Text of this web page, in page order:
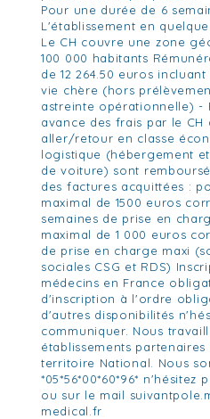
Pour une durée de 6
L'établissement en
Le CH couvre une zone
100 000 habitants
de 12 264.50 euros
vie chère (hors
astreinte opérationnelle) -
avance des frais par le
aller/retour en classe
logistique (hébergement
de voiture) sont
des factures acquittées :
maximal de 1500 euros
semaines de prise en
maximal de 1 000 euros
de prise en charge maxi
sociales CSG et RDS)
médecins en France
d'inscription à l'ordre
d'autres disponibilités
communiquer. Nous
établissements
territoire National. Nous
*05*56*00*60*96* n'hésitez
ou sur le mail
medical.fr